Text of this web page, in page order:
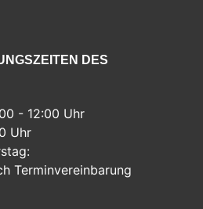
DES
- 12:00 Uhr
Uhr
Terminvereinbarung